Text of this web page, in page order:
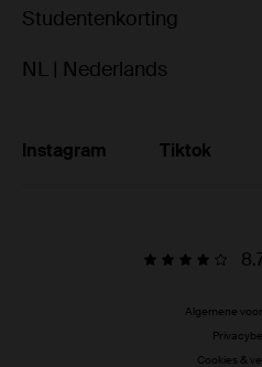
Studentenkorting
NL | Nederlands
Instagram Tiktok
Algemene
Cookies &